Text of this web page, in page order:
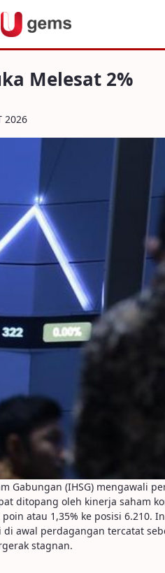
2%
Melesat 2%
2026
Gabungan (IHSG)
ditopang oleh kinerja saham
atau 1,35% ke posisi
awal perdagangan tercatat
stagnan.